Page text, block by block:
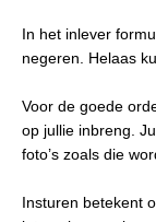
In het inlever
negeren. Helaas
Voor de goede
op jullie inbreng.
foto’s zoals die
Insturen betekent